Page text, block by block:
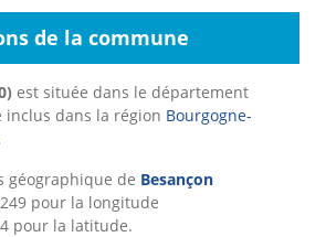
de la commune
est située dans le département
inclus dans la région Bourgogne-
géographique de Besançon
pour la longitude
pour la latitude.